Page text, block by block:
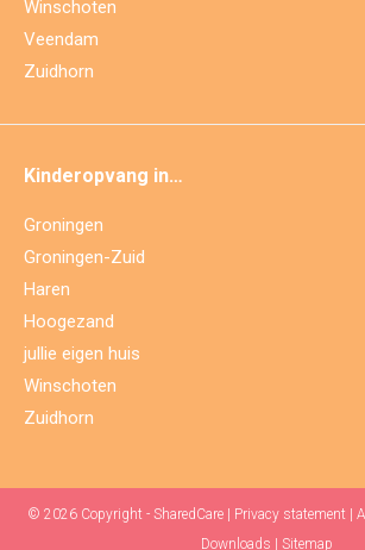
Winschoten
Veendam
Zuidhorn
Kinderopvang in…
Groningen
Groningen-Zuid
Haren
Hoogezand
jullie eigen huis
Winschoten
Zuidhorn
© 2026 Copyright - SharedCare | Privacy statement|
Downloads
Sitemap